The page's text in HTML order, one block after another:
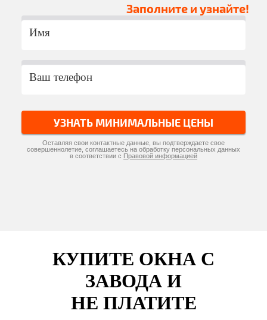
Заполните и узнайте!
УЗНАТЬ МИНИМАЛЬНЫЕ ЦЕНЫ
Оставляя свои контактные данные, вы подтверждаете свое
совершеннолетие, соглашаетесь на обработку персональных данных
в соответствии с Правовой информацией
КУПИТЕ ОКНА С
ЗАВОДА И
НЕ ПЛАТИТЕ